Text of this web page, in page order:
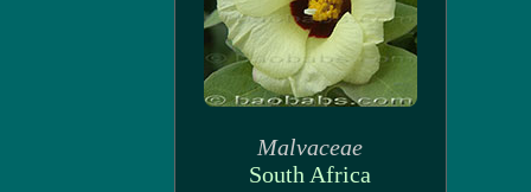
Malvaceae
South Africa